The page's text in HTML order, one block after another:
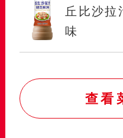
丘比沙拉
味
查看